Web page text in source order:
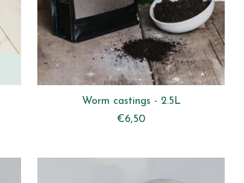
Worm castings - 2.5L
€6,50